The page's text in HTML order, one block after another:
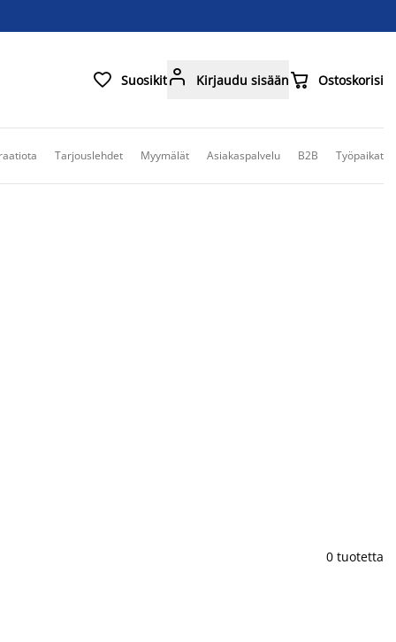
 Suosikit Kirjaudu sisään Ostoskorisi
Tarjouslehdet Myymälät Asiakaspalvelu B2B Työpaikat
0 tuotetta